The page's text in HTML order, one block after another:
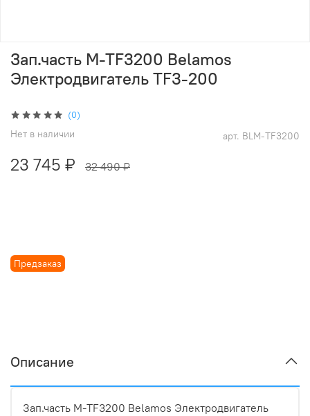
(0)
арт. BLM-TF3200
Нет в наличии
Предзаказ
Зап.часть M-TF3200 Belamos
Электродвигатель TF3-200
23 745 ₽ 32 490 ₽
Описание
Зап.часть M-TF3200 Belamos Электродвигатель